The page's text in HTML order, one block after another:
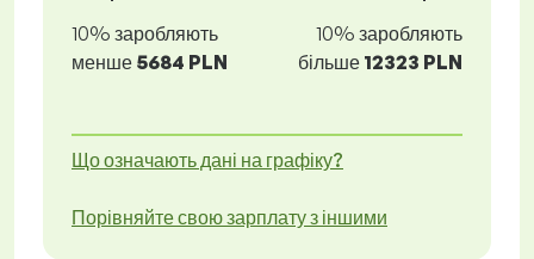
10% заробляють
менше 5684 PLN
10% заробляють
більше 12323 PLN
Що означають дані на графіку?
Порівняйте свою зарплату з іншими